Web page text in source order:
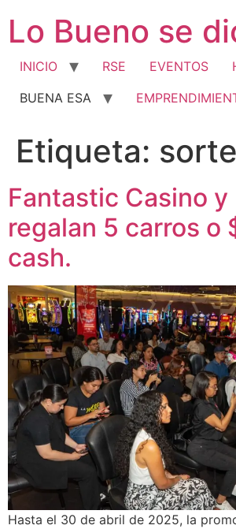
contenido
Lo Bueno se
INICIO RSE EVENTOS
BUENA ESA
Etiqueta:
Fantastic Casino y
regalan 5 carros o
cash.
Hasta el 30 de abril de 2025, la